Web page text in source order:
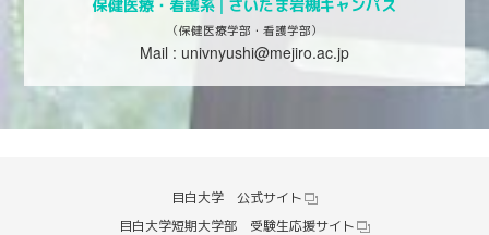
保健医療・看護系 | さいたま岩槻キャンパス
（保健医療学部・看護学部）
Mail : univnyushi@mejiro.ac.jp
目白大学 公式サイト
目白大学短期大学部 受験生応援サイト